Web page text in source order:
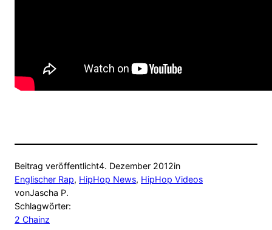
Beitrag veröffentlicht4. Dezember 2012in
Englischer Rap, HipHop News, HipHop Videos
vonJascha P.
Schlagwörter:
2 Chainz